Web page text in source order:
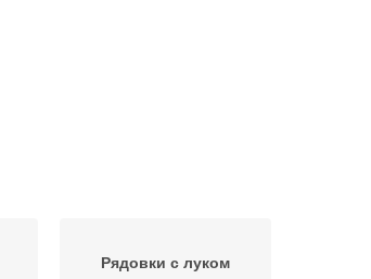
Рядовки с луком